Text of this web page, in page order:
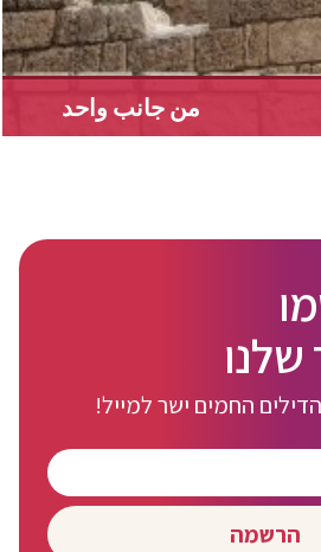
من جانب واحد
שלנו
החמים ישר למייל!
הרשמה